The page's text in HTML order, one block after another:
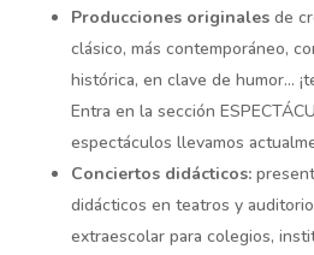
Producciones originalesde
clásico, más contemporáneo,
histórica, en clave de humor...
Entra en la sección
espectáculos llevamos
Conciertos didácticos:
didácticos en teatros y
extraescolar para colegios,